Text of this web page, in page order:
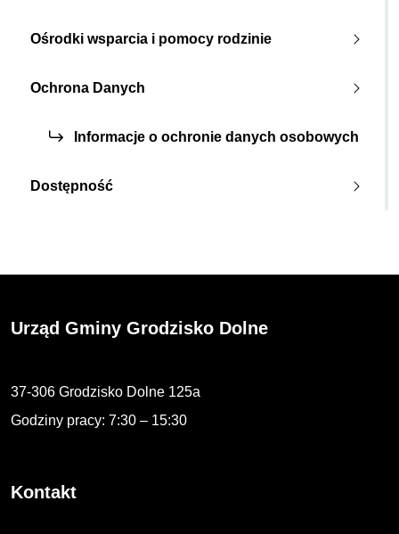
Ośrodki wsparcia i pomocy rodzinie
Ochrona Danych
Informacje o ochronie danych osobowych
Dostępność
Urząd Gminy Grodzisko Dolne
37-306 Grodzisko Dolne 125a
Godziny pracy: 7:30 – 15:30
Kontakt